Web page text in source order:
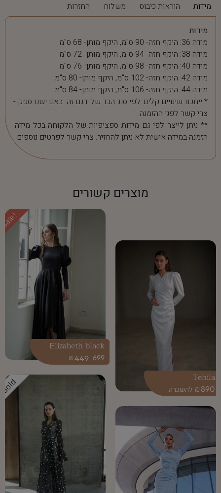
מידות הוראות כיבוס משלוח החזרות
מידות
מידה 36: היקף חזה- 90 ס"מ, היקף מותן- 68 ס"מ
מידה 38: היקף חזה- 94 ס"מ, היקף מותן- 72 ס"מ
מידה 40: היקף חזה- 98 ס"מ, היקף מותן- 76 ס"מ
מידה 42: היקף חזה- 102 ס"מ, היקף מותן- 80 ס"מ
מידה 44: היקף חזה- 106 ס"מ, היקף מותן- 84 ס"מ
* ייתכנו שינויים קלים לפי סוג הבד של דגם זה. באם ישנו ספק -
צרי קשר לפני ההזמנה.
** ניתן לייצר לפי גם מידות ספציפיות של הלקוחה בכל מידה.
הזמנה במידה אישית לא ניתן להחזיר. צרי קשר לפרטים נוספים.
מוצרים קשורים
890
₪
Tehila
699
449
₪
Elizabeth black
Sold